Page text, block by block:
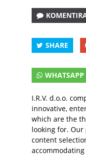
SHARE
WHATSAPP
I.R.V. d.o.o.
innovative,
which are the
looking for.
content